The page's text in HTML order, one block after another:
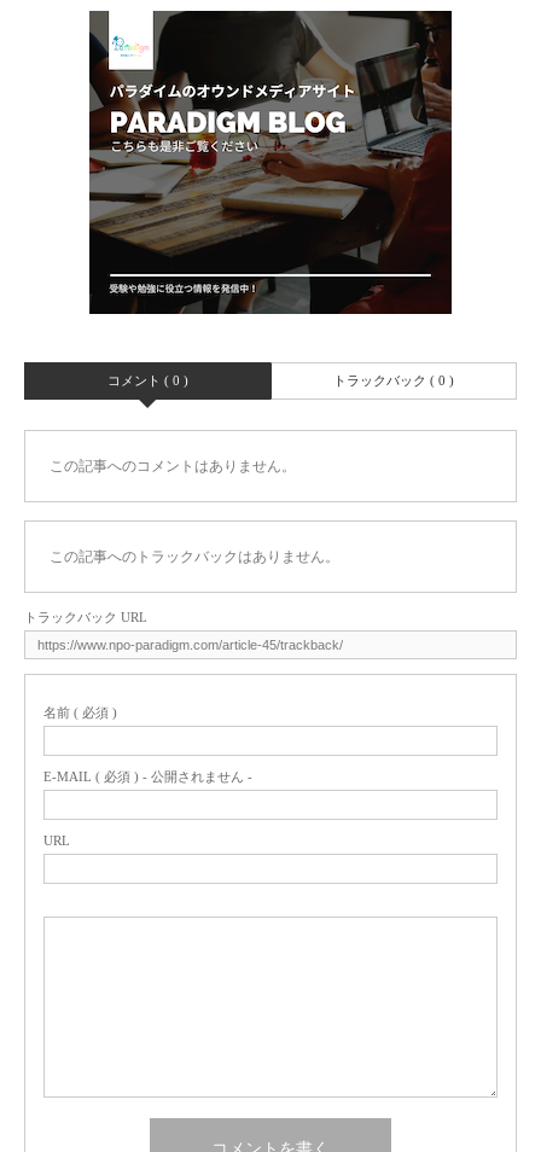
コメント ( 0 ) トラックバック ( 0 )
この記事へのコメントはありません。
この記事へのトラックバックはありません。
トラックバック URL
名前 ( 必須 )
E-MAIL ( 必須 ) - 公開されません -
URL